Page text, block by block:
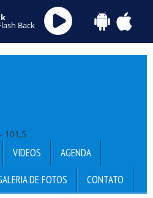
Back
VIDEOS
AGENDA
DE FOTOS
CONTATO